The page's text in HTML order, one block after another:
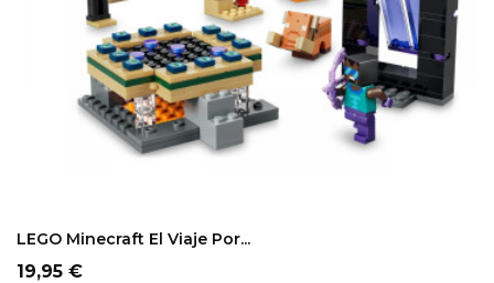
LEGO Minecraft El Viaje Por...
Precio
19,95 €